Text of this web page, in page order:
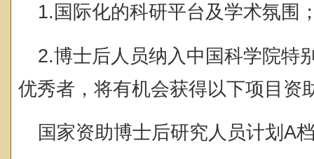
1.国际化的科研平台及学术氛围
2.博士后人员纳入中国科学院特
优秀者，将有机会获得以下项目资
国家资助博士后研究人员计划A